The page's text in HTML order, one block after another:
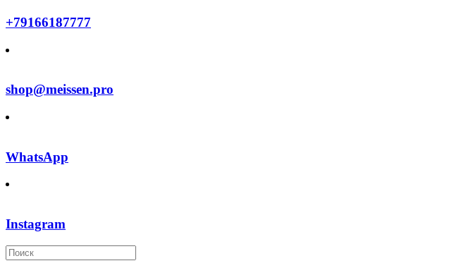
+79166187777
shop@meissen.pro
WhatsApp
Instagram